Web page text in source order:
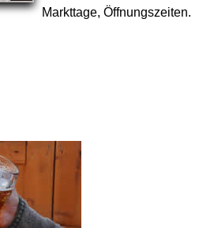
Markttage, Öffnungszeiten.